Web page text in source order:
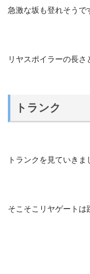
急激な坂も登れそうで
リヤスポイラーの長さ
トランク
トランクを見ていきま
そこそこリヤゲートは